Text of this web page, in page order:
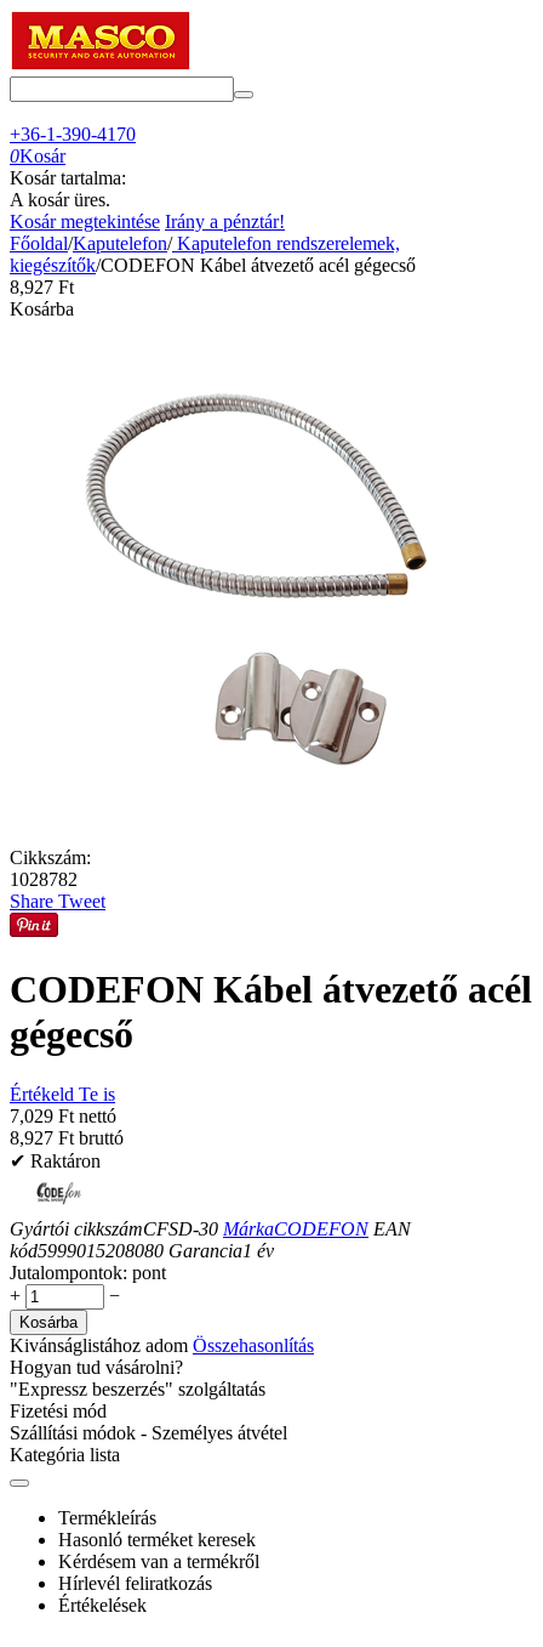
+36-1-390-4170
0Kosár
Kosár tartalma:
A kosár üres.
Kosár megtekintése Irány a pénztár!
Főoldal/Kaputelefon/Kaputelefon rendszerelemek,
kiegészítők/CODEFON Kábel átvezető acél gégecső
8,927 Ft
Kosárba
Cikkszám:
1028782
Share Tweet
CODEFON Kábel átvezető acél
gégecső
Értékeld Te is
7,029 Ft nettó
8,927 Ft bruttó
✔ Raktáron
Gyártói cikkszámCFSD-30 MárkaCODEFON EAN
kód5999015208080 Garancia1 év
Jutalompontok: pont
+
−
Kosárba
Kivánságlistához adom Összehasonlítás
Hogyan tud vásárolni?
"Expressz beszerzés" szolgáltatás
Fizetési mód
Szállítási módok - Személyes átvétel
Kategória lista
Termékleírás
Hasonló terméket keresek
Kérdésem van a termékről
Hírlevél feliratkozás
Értékelések